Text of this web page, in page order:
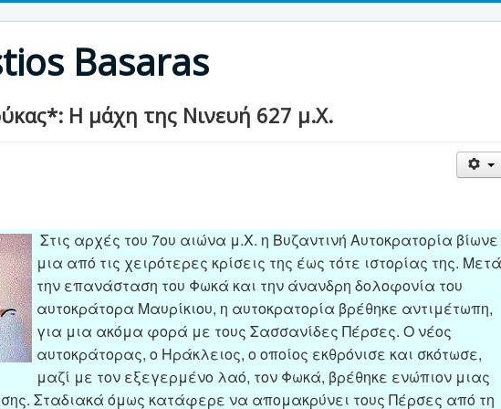
Basaras
Η μάχη της Νινευή 627 μ.Χ.
Στις αρχές του 7ου αιώνα μ.Χ. η Βυζαντινή Αυτοκρατορία βίωνε
μια από τις χειρότερες κρίσεις της έως τότε ιστορίας της. Μετά
την επανάσταση του Φωκά και την άνανδρη δολοφονία του
αυτοκράτορα Μαυρίκιου, η αυτοκρατορία βρέθηκε αντιμέτωπη,
για μια ακόμα φορά με τους Σασσανίδες Πέρσες. Ο νέος
αυτοκράτορας, ο Ηράκλειος, ο οποίος εκθρόνισε και σκότωσε,
μαζί με τον εξεγερμένο λαό, τον Φωκά, βρέθηκε ενώπιον μιας
Σταδιακά όμως κατάφερε να απομακρύνει τους Πέρσες από τη